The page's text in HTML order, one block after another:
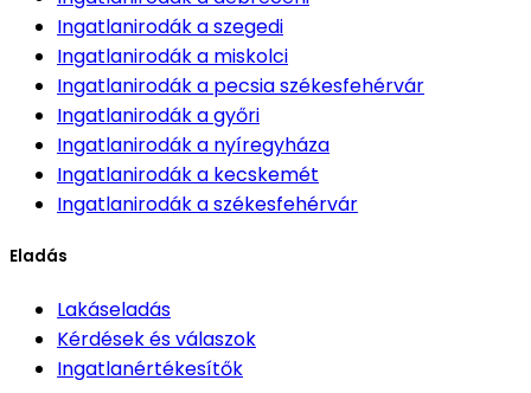
Ingatlanirodáka szegedi
Ingatlanirodáka miskolci
Ingatlanirodáka pecsia székesfehérvár
Ingatlanirodáka győri
Ingatlanirodáka nyíregyháza
Ingatlanirodáka kecskemét
Ingatlanirodáka székesfehérvár
Eladás
Lakáseladás
Kérdések és válaszok
Ingatlanértékesítők